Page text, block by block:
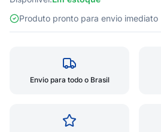
Produto pronto para envio imediato
Envio para todo o Brasil